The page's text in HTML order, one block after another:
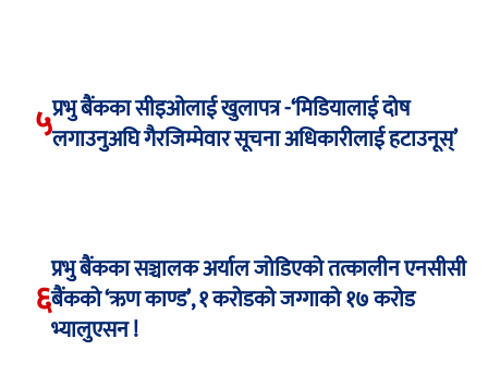
५प्रभु बैंकका सीइओलाई खुलापत्र -‘मिडियालाई दोष
लगाउनुअघि गैरजिम्मेवार सूचना अधिकारीलाई हटाउनूस्’
६
प्रभु बैंकका सञ्चालक अर्याल जोडिएको तत्कालीन एनसीसी
बैंकको ‘ऋण काण्ड’, १ करोडको जग्गाको १७ करोड
भ्यालुएसन !